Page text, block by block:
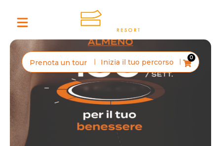
Prenota un tour Inizia il tuo percorso 0